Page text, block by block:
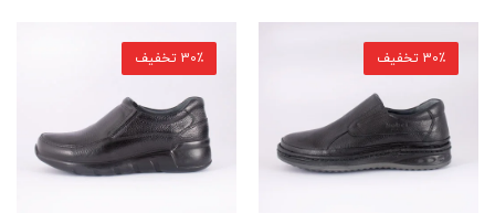
30٪ تخفیف 30٪ تخفیف